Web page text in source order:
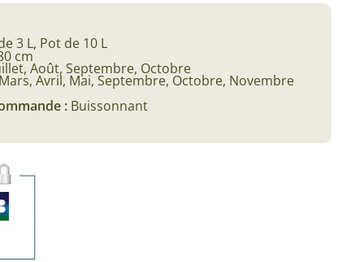
3 L, Pot de 10 L
cm
Août, Septembre, Octobre
Mars, Avril, Mai, Septembre, Octobre, Novembre
: Buissonnant